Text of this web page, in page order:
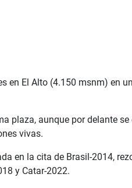
en El Alto (4.150 msnm) en
plaza, aunque por delante se
vivas.
en la cita de Brasil-2014,
y Catar-2022.